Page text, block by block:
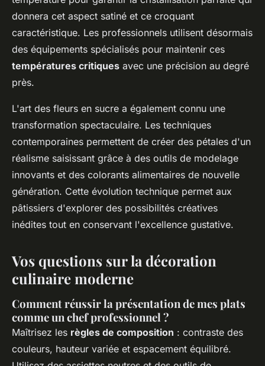
donnera cet aspect satiné et ce croquant
caractéristique. Les professionnels utilisent désormais
des équipements spécialisés pour maintenir ces
températures critiques avec une précision au degré
près.
L'art des fleurs en sucre a également connu une
transformation spectaculaire. Les techniques
contemporaines permettent de créer des pétales d'un
réalisme saisissant grâce à des outils de modelage
innovants et des colorants alimentaires de nouvelle
génération. Cette évolution technique permet aux
pâtissiers d'explorer des possibilités créatives
inédites tout en conservant l'excellence gustative.
Vos questions sur la décoration
culinaire moderne
Comment réussir la présentation de mes plats
comme un chef professionnel ?
Maîtrisez les règles de composition : contraste des
couleurs, hauteur variée et espacement équilibré.